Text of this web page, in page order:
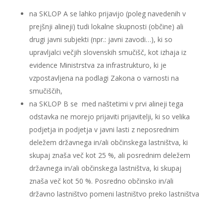
na SKLOP A se lahko prijavijo (poleg navedenih v
prejšnji alineji) tudi lokalne skupnosti (občine) ali
drugi javni subjekti (npr.: javni zavodi…), ki so
upravljalci večjih slovenskih smučišč, kot izhaja iz
evidence Ministrstva za infrastrukturo, ki je
vzpostavljena na podlagi Zakona o varnosti na
smučiščih,
na SKLOP B se med naštetimi v prvi alineji tega
odstavka ne morejo prijaviti prijavitelji, ki so velika
podjetja in podjetja v javni lasti z neposrednim
deležem državnega in/ali občinskega lastništva, ki
skupaj znaša več kot 25 %, ali posrednim deležem
državnega in/ali občinskega lastništva, ki skupaj
znaša več kot 50 %. Posredno občinsko in/ali
državno lastništvo pomeni lastništvo preko lastništva